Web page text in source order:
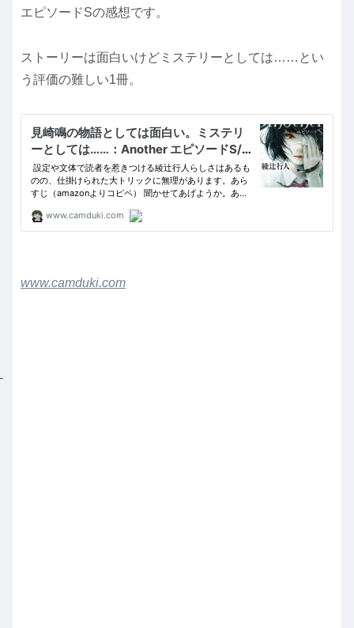
エピソードSの感想です。
ストーリーは面白いけどミステリーとしては……とい
う評価の難しい1冊。
www.camduki.com